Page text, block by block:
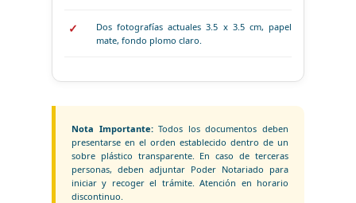
Dos fotografías actuales 3.5 x 3.5 cm, papel
mate, fondo plomo claro.
Nota Importante:Todos los documentos deben
presentarse en el orden establecido dentro de un
sobre plástico transparente. En caso de terceras
personas, deben adjuntar Poder Notariado para
iniciar y recoger el trámite. Atención en horario
discontinuo.